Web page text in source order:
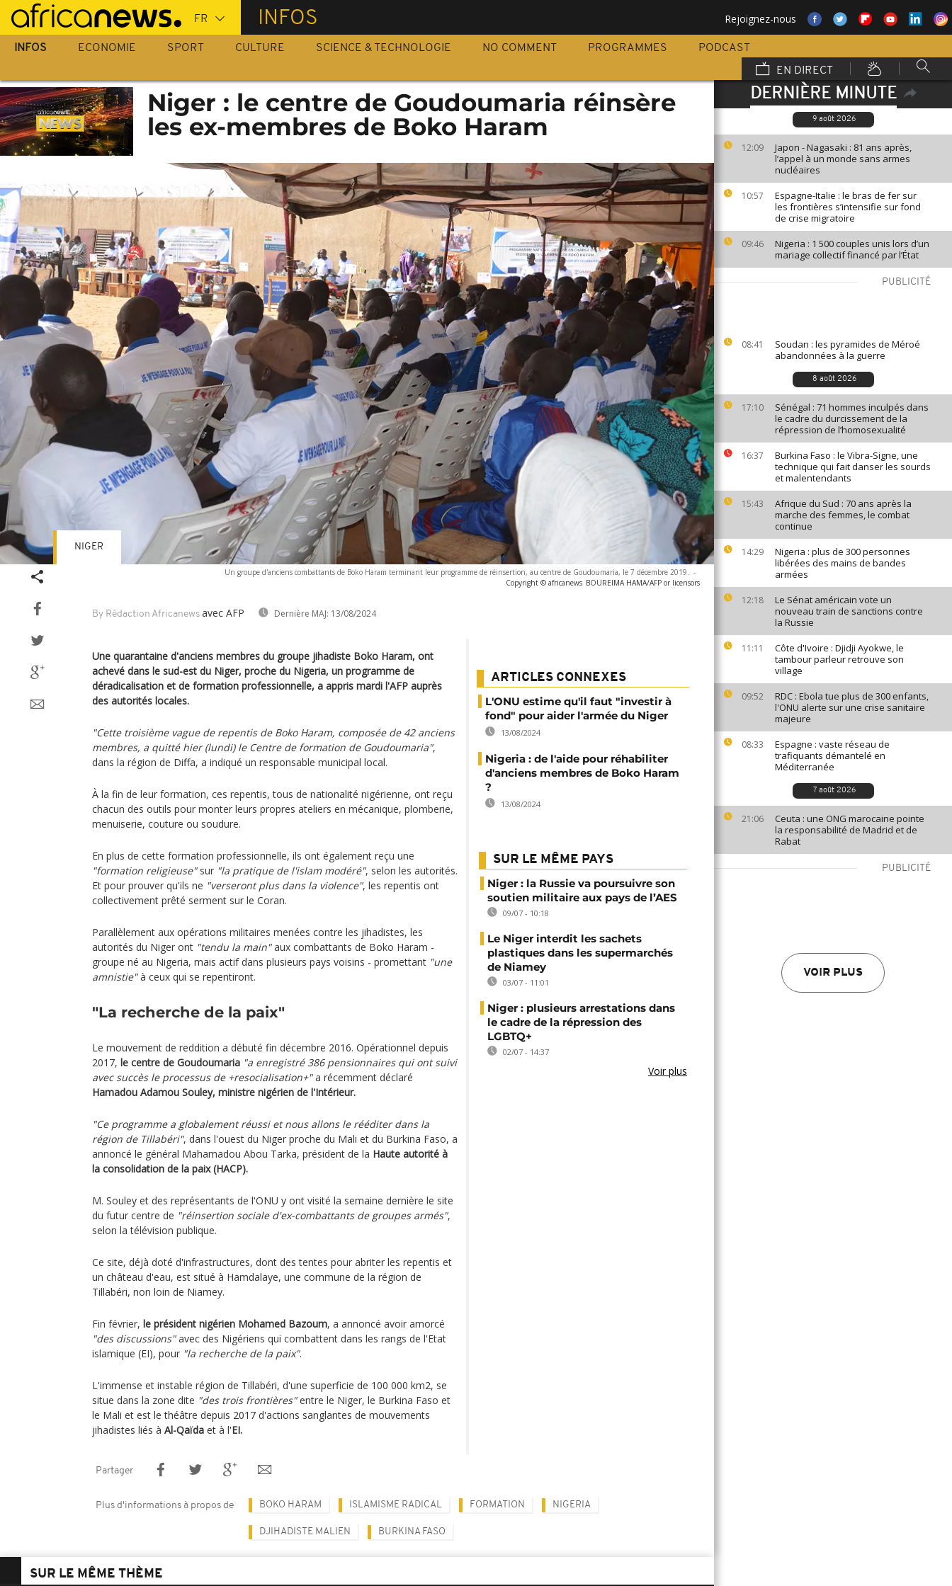
Passer
au
contenu
INFOS Rejoignez-nous
INFOS ECONOMIE SPORT CULTURE SCIENCE & TECHNOLOGIE NO COMMENT PROGRAMMES
PODCAST
EN DIRECT
DERNIÈRE MINUTE
9 août 2026
12:09
Japon - Nagasaki : 81 ans après,
l’appel à un monde sans armes
nucléaires
10:57
Espagne-Italie : le bras de fer sur
les frontières s’intensifie sur fond
de crise migratoire
09:46
Nigeria : 1 500 couples unis lors d’un
mariage collectif financé par l’État
PUBLICITÉ
08:41
Soudan : les pyramides de Méroé
abandonnées à la guerre
8 août 2026
17:10
Sénégal : 71 hommes inculpés dans
le cadre du durcissement de la
répression de l’homosexualité
16:37
Burkina Faso : le Vibra-Signe, une
technique qui fait danser les sourds
et malentendants
15:43
Afrique du Sud : 70 ans après la
marche des femmes, le combat
continue
14:29
Nigeria : plus de 300 personnes
libérées des mains de bandes
armées
12:18
Le Sénat américain vote un
nouveau train de sanctions contre
la Russie
11:11
Côte d'Ivoire : Djidji Ayokwe, le
tambour parleur retrouve son
village
09:52
RDC : Ebola tue plus de 300 enfants,
l'ONU alerte sur une crise sanitaire
majeure
08:33
Espagne : vaste réseau de
trafiquants démantelé en
Méditerranée
7 août 2026
21:06
Ceuta : une ONG marocaine pointe
la responsabilité de Madrid et de
Rabat
PUBLICITÉ
VOIR PLUS
Niger : le centre de Goudoumaria réinsère
les ex-membres de Boko Haram
Un groupe d'anciens combattants de Boko Haram terminant leur programme de réinsertion, au centre de Goudoumaria, le 7 décembre 2019. -
Copyright © africanews BOUREIMA HAMA/AFP or licensors
By Rédaction Africanews avec AFP Dernière MAJ: 13/08/2024
NIGER
Une quarantaine d'anciens membres du groupe jihadiste Boko Haram, ont
achevé dans le sud-est du Niger, proche du Nigeria, un programme de
déradicalisation et de formation professionnelle, a appris mardi l'AFP auprès
des autorités locales.
"Cette troisième vague de repentis de Boko Haram, composée de 42 anciens
membres, a quitté hier (lundi) le Centre de formation de Goudoumaria",
dans la région de Diffa, a indiqué un responsable municipal local.
À la fin de leur formation, ces repentis, tous de nationalité nigérienne, ont reçu
chacun des outils pour monter leurs propres ateliers en mécanique, plomberie,
menuiserie, couture ou soudure.
En plus de cette formation professionnelle, ils ont également reçu une
"formation religieuse"sur "la pratique de l'islam modéré", selon les autorités.
Et pour prouver qu'ils ne "verseront plus dans la violence", les repentis ont
collectivement prêté serment sur le Coran.
Parallèlement aux opérations militaires menées contre les jihadistes, les
autorités du Niger ont "tendu la main"aux combattants de Boko Haram -
groupe né au Nigeria, mais actif dans plusieurs pays voisins - promettant "une
amnistie"à ceux qui se repentiront.
"La recherche de la paix"
Le mouvement de reddition a débuté fin décembre 2016. Opérationnel depuis
2017, le centre de Goudoumaria "a enregistré 386 pensionnaires qui ont suivi
avec succès le processus de +resocialisation+"a récemment déclaré
Hamadou Adamou Souley, ministre nigérien de l'Intérieur.
"Ce programme a globalement réussi et nous allons le rééditer dans la
région de Tillabéri", dans l'ouest du Niger proche du Mali et du Burkina Faso, a
annoncé le général Mahamadou Abou Tarka, président de la Haute autorité à
la consolidation de la paix (HACP).
M. Souley et des représentants de l'ONU y ont visité la semaine dernière le site
du futur centre de "réinsertion sociale d'ex-combattants de groupes armés",
selon la télévision publique.
Ce site, déjà doté d'infrastructures, dont des tentes pour abriter les repentis et
un château d'eau, est situé à Hamdalaye, une commune de la région de
Tillabéri, non loin de Niamey.
Fin février, le président nigérien Mohamed Bazoum, a annoncé avoir amorcé
"des discussions"avec des Nigériens qui combattent dans les rangs de l'Etat
islamique (EI), pour "la recherche de la paix".
L'immense et instable région de Tillabéri, d'une superficie de 100 000 km2, se
situe dans la zone dite "des trois frontières"entre le Niger, le Burkina Faso et
le Mali et est le théâtre depuis 2017 d'actions sanglantes de mouvements
jihadistes liés à Al-Qaïda et à l'EI.
ARTICLES CONNEXES
L'ONU estime qu'il faut "investir à
fond" pour aider l'armée du Niger
13/08/2024
Nigeria : de l'aide pour réhabiliter
d'anciens membres de Boko Haram
?
13/08/2024
SUR LE MÊME PAYS
Niger : la Russie va poursuivre son
soutien militaire aux pays de l’AES
09/07 - 10:18
Le Niger interdit les sachets
plastiques dans les supermarchés
de Niamey
03/07 - 11:01
Niger : plusieurs arrestations dans
le cadre de la répression des
LGBTQ+
02/07 - 14:37
Voir plus
Partager
Plus d'informations à propos de BOKO HARAM ISLAMISME RADICAL FORMATION NIGERIA
DJIHADISTE MALIEN BURKINA FASO
SUR LE MÊME THÈME